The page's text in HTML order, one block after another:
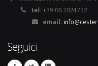
tel:+39 06 2024732
email:
Seguici